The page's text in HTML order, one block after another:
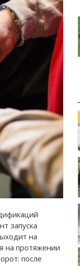
запуска
на
на протяжении
после